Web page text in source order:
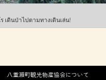
เดินป่าไปตามทางเดินเล่น!
八重瀬町観光物産協会について